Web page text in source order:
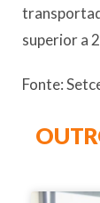
superior a
Fonte: